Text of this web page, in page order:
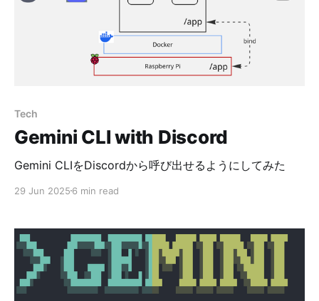
Tech
Gemini CLI with Discord
Gemini CLIをDiscordから呼び出せるようにしてみた
29 Jun 2025 6 min read